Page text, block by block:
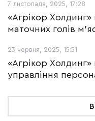
7 листопада, 2025, 17:28
«Агрікор
маточних голів
23 червня, 2025, 15:51
«Агрікор Холдинг»
управління